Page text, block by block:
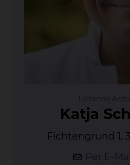
Leitende
Kat­ja
Fichtengrund 1,
Per E-